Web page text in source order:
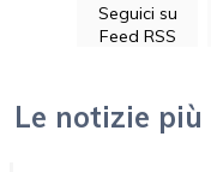
Seguici su
Feed RSS
Le notizie